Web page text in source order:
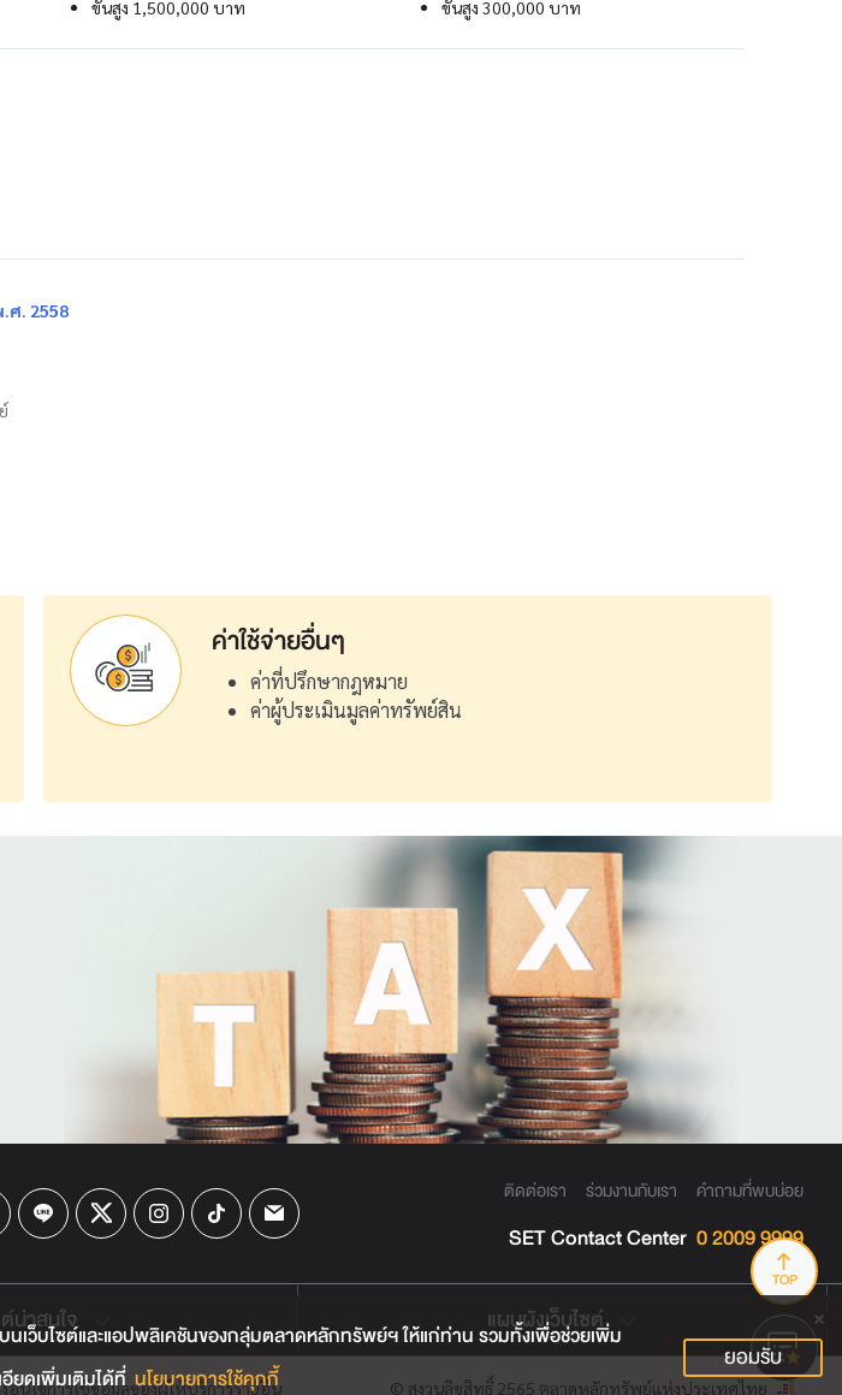
ขั้นสูง 1,500,000 บาท
ขั้นสูง 300,000 บาท
ศ. 2558
ค่าใช้จ่ายอื่นๆ
ค่าที่ปรึกษากฎหมาย
ค่าผู้ประเมินมูลค่าทรัพย์สิน
TOP
ติดต่อเรา ร่วมงานกับเรา คำถามที่พบบ่อย
SET Contact Center 0 2009 9999
น่าสนใจ แผนผังเว็บไซต์
งื่อนไขการใช้ข้อมูลของผู้ให้บริการรายอื่น © สงวนลิขสิทธิ์ 2565 ตลาดหลักทรัพย์แห่งประเทศไทย
ว็บไซต์และแอปพลิเคชันของกลุ่มตลาดหลักทรัพย์ฯ ให้แก่ท่าน รวมทั้งเพื่อช่วยเพิ่ม
อียดเพิ่มเติมได้ที่นโยบายการใช้คุกกี้
ยอมรับ